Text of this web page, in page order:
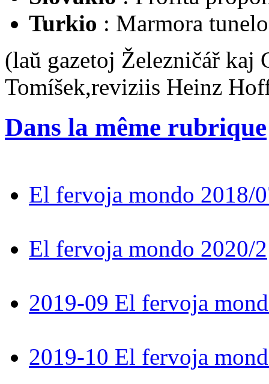
Turkio : Marmora
(laŭ gazetoj Železničář kaj
Tomíšek,reviziis Heinz
Dans la même rubrique
El fervoja mondo 2018/
El fervoja mondo 2020/2
2019-09 El fervoja
2019-10 El fervoja